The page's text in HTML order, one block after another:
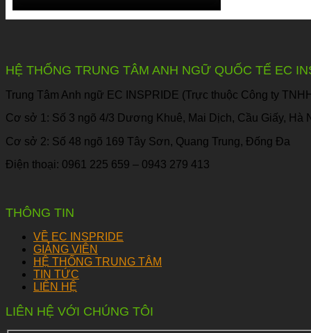
HỆ THỐNG TRUNG TÂM ANH NGỮ QUỐC TẾ EC
Trung Tâm Anh ngữ EC INSPRIDE (Trực thuộc Công ty
Cơ sở 1: Số 3 ngõ 4/3 Dương Khuê, Mai Dịch, Cầu Giấy, Hà
Cơ sở 2: Số 48 ngõ 169 Tây Sơn, Quang Trung, Đống Đa
Điện thoại: 0961 225 659 – 0943 279 413
THÔNG TIN
VỀ EC INSPRIDE
GIẢNG VIÊN
HỆ THỐNG TRUNG TÂM
TIN TỨC
LIÊN HỆ
LIÊN HỆ VỚI CHÚNG TÔI